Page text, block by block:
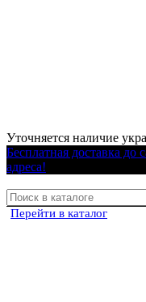
Уточняется наличие
Бесплатная доставка
адреса!
Перейти в каталог